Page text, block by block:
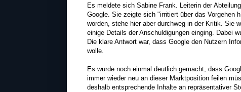
Es meldete sich Sabine Frank. Leiterin der
Google. Sie zeigte sich "irritiert über das Vorgehen
worden, stehe hier aber durchweg in der Kritik. Sie
einige Details der Anschuldigungen einging. Dabei
Die klare Antwort war, dass Google den Nutzern
wolle.
Es wurde noch einmal deutlich gemacht, dass
immer wieder neu an dieser Marktposition feilen
deshalb entsprechende Inhalte an repräsentativer